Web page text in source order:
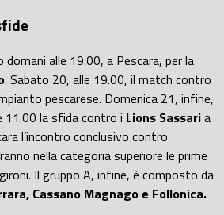
alle 19.00, a Pescara, per la
. Sabato 20, alle 19.00, il match contro
pescarese. Domenica 21, infine,
11.00 la sfida contro i Lions Sassaria
l’incontro conclusivo contro
nella categoria superiore le prime
Il gruppo A, infine, è composto da
Cassano Magnago e Follonica.